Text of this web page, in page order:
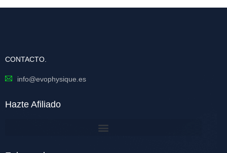
CONTACTO.
info@evophysique.es
Hazte Afiliado